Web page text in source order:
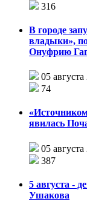
316
В городе
владыки»,
Онуфрию
05 августа
74
явилась
05 августа
387
5 августа -
Ушакова